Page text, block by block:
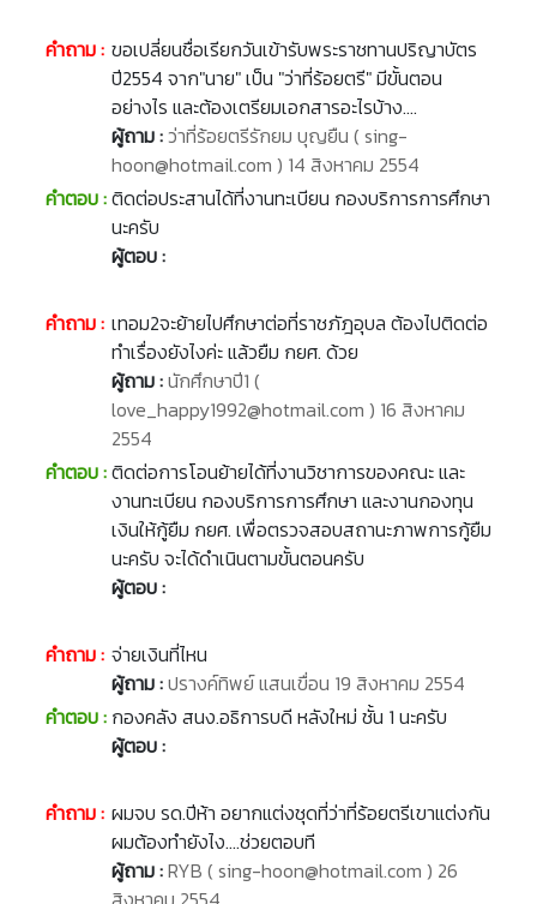
คำถาม : ขอเปลี่ยนชื่อเรียกวันเข้ารับพระราชทานปริญาบัตร
ปี2554 จาก"นาย" เป็น "ว่าที่ร้อยตรี" มีขั้นตอน
อย่างไร และต้องเตรียมเอกสารอะไรบ้าง....
ผู้ถาม : ว่าที่ร้อยตรีรักยม บุญยืน ( sing-
hoon@hotmail.com ) 14 สิงหาคม 2554
คำตอบ :ติดต่อประสานได้ที่งานทะเบียน กองบริการการศึกษา
นะครับ
ผู้ตอบ :
คำถาม : เทอม2จะย้ายไปศึกษาต่อที่ราชภัฎอุบล ต้องไปติดต่อ
ทำเรื่องยังไงค่ะ แล้วยืม กยศ. ด้วย
ผู้ถาม :นักศึกษาปี1 (
love_happy1992@hotmail.com ) 16 สิงหาคม
2554
คำตอบ :ติดต่อการโอนย้ายได้ที่งานวิชาการของคณะ และ
งานทะเบียน กองบริการการศึกษา และงานกองทุน
เงินให้กู้ยืม กยศ. เพื่อตรวจสอบสถานะภาพการกู้ยืม
นะครับ จะได้ดำเนินตามขั้นตอนครับ
ผู้ตอบ :
คำถาม : จ่ายเงินที่ไหน
ผู้ถาม :ปรางค์ทิพย์ แสนเขื่อน 19 สิงหาคม 2554
คำตอบ : กองคลัง สนง.อธิการบดี หลังใหม่ ชั้น 1 นะครับ
ผู้ตอบ :
คำถาม : ผมจบ รด.ปีห้า อยากแต่งชุดที่ว่าที่ร้อยตรีเขาแต่งกัน
ผมต้องทำยังไง....ช่วยตอบที
ผู้ถาม :RYB ( sing-hoon@hotmail.com ) 26